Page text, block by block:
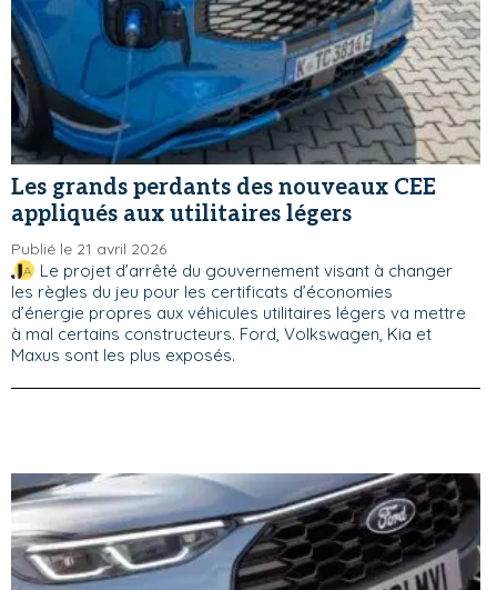
Les grands perdants des nouveaux CEE
appliqués aux utilitaires légers
Publié le 21 avril 2026
Le projet d’arrêté du gouvernement visant à changer
les règles du jeu pour les certificats d’économies
d’énergie propres aux véhicules utilitaires légers va mettre
à mal certains constructeurs. Ford, Volkswagen, Kia et
Maxus sont les plus exposés.